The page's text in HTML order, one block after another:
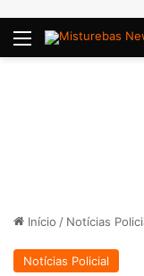
Menu
Início / Notícias
Notícias Policial